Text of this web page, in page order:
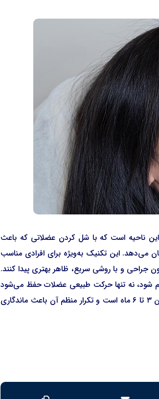
ناحیه است که با شل کردن عضلاتی که باعث
این تکنیک به‌ویژه برای افرادی مناسب
جراحی و با روشی سریع، ظاهر بهتری پیدا کنند.
شود، نه تنها حرکت طبیعی عضلات حفظ می‌شود
بلکه از حالت مصنوعی و یخ‌زده جلوگیری خواهد شد. ماندگاری این اثر معمولاً بین ۳ تا ۶ ماه است و تکرار منظم آن باعث ماندگاری